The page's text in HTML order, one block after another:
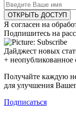
ОТКРЫТЬ ДОСТУП
Я согласен на
Подпишитесь на
Дайджест новых
+ неопубликованное
Получайте каждую
для улучшения
Подписаться